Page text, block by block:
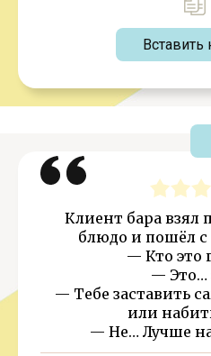
Вставить
Клиент бара взял
блюдо и пошёл
— Кто это
— Это…
— Тебе заставить
или
— Не… Лучше